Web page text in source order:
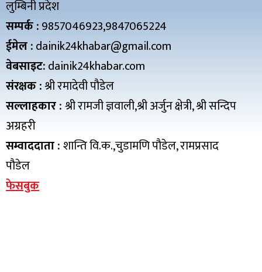
लुम्बिनी प्रदेश
सम्पर्क :9857046923,9847065224
ईमेल :dainik24khabar@gmail.com
वेबसाइट:dainik24khabar.com
संरक्षक :श्री रमादेवी पौडेल
सल्लाहकार :श्री रामजी ज्ञवाली,श्री अर्जुन क्षेत्री, श्री सन्दिप
अग्रहरी
सम्वाददाता :शान्ति वि.क.,चुडामणि पौडेल, रामप्रसाद
पौडेल
फेसबुक